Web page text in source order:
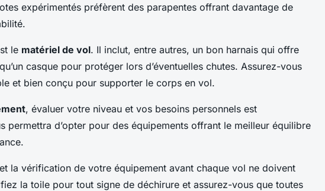
expérimentés préfèrent des parapentes offrant davantage de
le matériel de vol. Il inclut, entre autres, un bon harnais qui offre
casque pour protéger lors d’éventuelles chutes. Assurez-vous
et bien conçu pour supporter le corps en vol.
, évaluer votre niveau et vos besoins personnels est
permettra d’opter pour des équipements offrant le meilleur équilibre
la vérification de votre équipement avant chaque vol ne doivent
la toile pour tout signe de déchirure et assurez-vous que toutes